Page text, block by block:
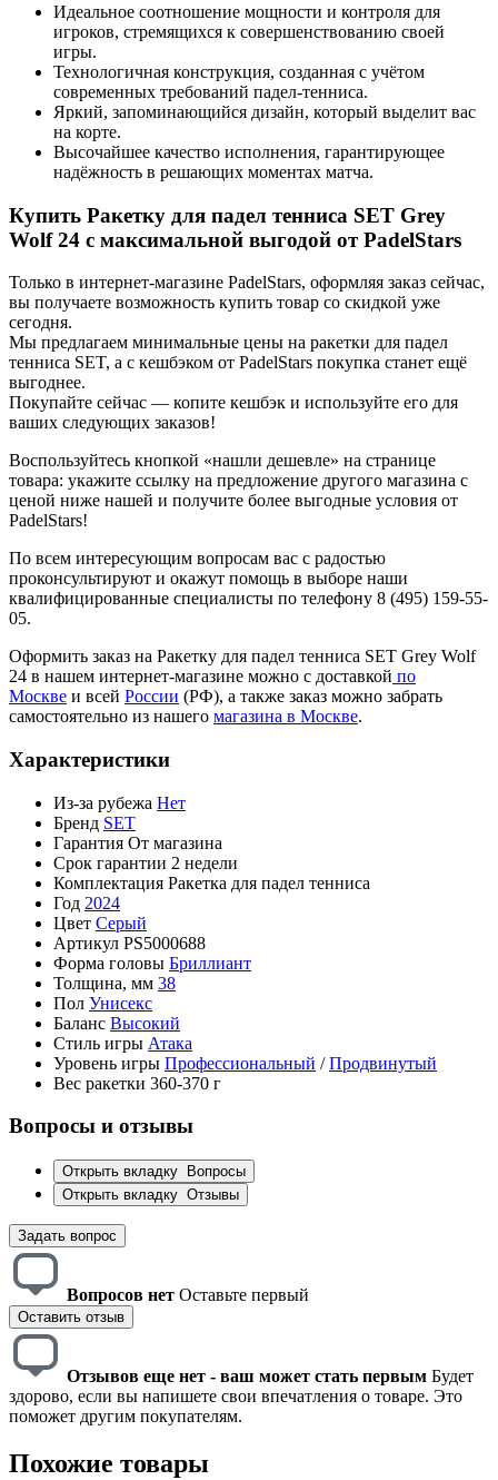
Идеальное соотношение мощности и контроля для
игроков, стремящихся к совершенствованию своей
игры.
Технологичная конструкция, созданная с учётом
современных требований падел-тенниса.
Яркий, запоминающийся дизайн, который выделит вас
на корте.
Высочайшее качество исполнения, гарантирующее
надёжность в решающих моментах матча.
Купить Ракетку для падел тенниса SET Grey
Wolf 24 с максимальной выгодой от PadelStars
Только в интернет-магазине PadelStars, оформляя заказ сейчас,
вы получаете возможность купить товар со скидкой уже
сегодня.
Мы предлагаем минимальные цены на ракетки для падел
тенниса SET, а с кешбэком от PadelStars покупка станет ещё
выгоднее.
Покупайте сейчас — копите кешбэк и используйте его для
ваших следующих заказов!
Воспользуйтесь кнопкой «нашли дешевле» на странице
товара: укажите ссылку на предложение другого магазина с
ценой ниже нашей и получите более выгодные условия от
PadelStars!
По всем интересующим вопросам вас с радостью
проконсультируют и окажут помощь в выборе наши
квалифицированные специалисты по телефону 8 (495) 159-55-
05.
Оформить заказ на Ракетку для падел тенниса SET Grey Wolf
24 в нашем интернет-магазине можно с доставкой по
Москве и всей России (РФ), а также заказ можно забрать
самостоятельно из нашего магазина в Москве.
Характеристики
Из-за рубежа Нет
Бренд SET
Гарантия От магазина
Срок гарантии 2 недели
Комплектация Ракетка для падел тенниса
Год 2024
Цвет Серый
Артикул PS5000688
Форма головы Бриллиант
Толщина, мм 38
Пол Унисекс
Баланс Высокий
Стиль игры Атака
Уровень игры Профессиональный /Продвинутый
Вес ракетки 360-370 г
Вопросы и отзывы
Открыть вкладку
Вопросы
Открыть вкладку Отзывы
Задать вопрос
Вопросов нет Оставьте первый
Оставить отзыв
Отзывов еще нет - ваш может стать первым Будет
здорово, если вы напишете свои впечатления о товаре. Это
поможет другим покупателям.
Похожие товары